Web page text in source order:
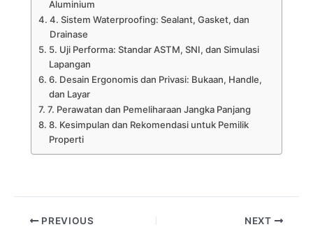
Aluminium
4. Sistem Waterproofing: Sealant, Gasket, dan
Drainase
5. Uji Performa: Standar ASTM, SNI, dan Simulasi
Lapangan
6. Desain Ergonomis dan Privasi: Bukaan, Handle,
dan Layar
7. Perawatan dan Pemeliharaan Jangka Panjang
8. Kesimpulan dan Rekomendasi untuk Pemilik
Properti
PREVIOUS NEXT